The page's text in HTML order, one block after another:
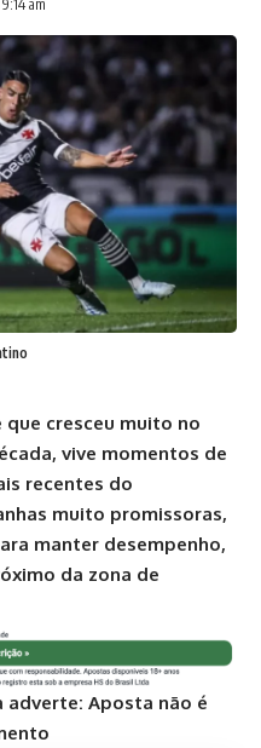
am
que cresceu muito no
vive momentos de
recentes do
muito promissoras,
manter desempenho,
da zona de
adverte: Aposta não é